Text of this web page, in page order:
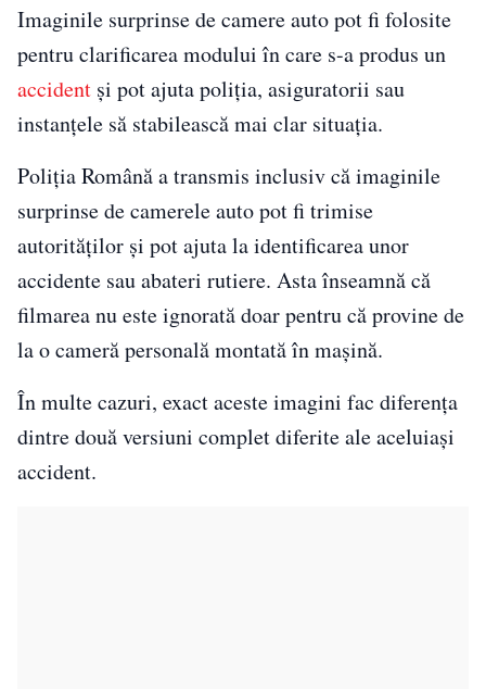
Imaginile surprinse de camere auto pot fi folosite
pentru clarificarea modului în care s-a produs un
accident și pot ajuta poliția, asiguratorii sau
instanțele să stabilească mai clar situația.
Poliția Română a transmis inclusiv că imaginile
surprinse de camerele auto pot fi trimise
autorităților și pot ajuta la identificarea unor
accidente sau abateri rutiere. Asta înseamnă că
filmarea nu este ignorată doar pentru că provine de
la o cameră personală montată în mașină.
În multe cazuri, exact aceste imagini fac diferența
dintre două versiuni complet diferite ale aceluiași
accident.